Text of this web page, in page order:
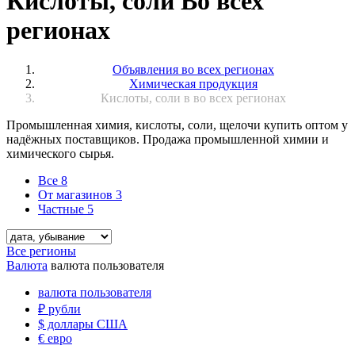
регионах
Объявления во всех регионах
Химическая продукция
Кислоты, соли в во всех регионах
Промышленная химия, кислоты, соли, щелочи купить оптом у
надёжных поставщиков. Продажа промышленной химии и
химического сырья.
Все 8
От магазинов 3
Частные 5
Все регионы
Валюта валюта пользователя
валюта пользователя
₽ рубли
$ доллары США
€ евро